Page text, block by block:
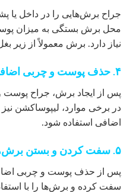
جراح برش‌هایی را در داخل یا
محل برش بستگی به میزان
نیاز دارد. برش معمولاً از زیر
۴. حذف پوست و چربی اضافی
پس از ایجاد برش، جراح
در برخی موارد، لیپوساکشن
اضافی استفاده شود.
۵. سفت کردن و بستن برش‌ها
پس از حذف پوست و چربی
سفت کرده و برش‌ها را با